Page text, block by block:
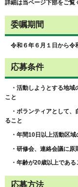
詳細は当ページ下部をご覧
委嘱期間
令和６年６月１日から令
応募条件
・活動しようとする地
こと
・ボランティアとして、
ること
・年間10日以上活動区域
・研修会、連絡会議に原
・年齢が20歳以上である
応募方法